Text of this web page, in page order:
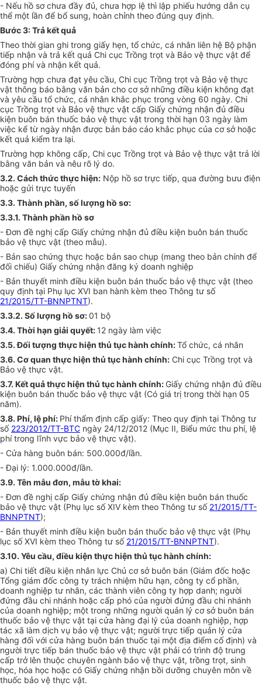
- Nếu hồ sơ chưa đầy đủ, chưa hợp lệ thì lập phiếu hướng dẫn cụ
thể một lần để bổ sung, hoàn chỉnh theo đúng quy định.
Bước 3: Trả kết quả
Theo thời gian ghi trong giấy hẹn, tổ chức, cá nhân liên hệ Bộ phận
tiếp nhận và trả kết quả Chi cục Trồng trọt và Bảo vệ thực vật để
đóng phí và nhận kết quả.
Trường hợp chưa đạt yêu cầu, Chi cục Trồng trọt và Bảo vệ thực
vật thông báo bằng văn bản cho cơ sở những điều kiện không đạt
và yêu cầu tổ chức, cá nhân khắc phục trong vòng 60 ngày. Chi
cục Trồng trọt và Bảo vệ thực vật cấp Giấy chứng nhận đủ điều
kiện buôn bán thuốc bảo vệ thực vật trong thời hạn 03 ngày làm
việc kể từ ngày nhận được bản báo cáo khắc phục của cơ sở hoặc
kết quả kiểm tra lại.
Trường hợp không cấp, Chi cục Trồng trọt và Bảo vệ thực vật trả lời
bằng văn bản và nêu rõ lý do.
3.2. Cách thức thực hiện: Nộp hồ sơ trực tiếp, qua đường bưu điện
hoặc gửi trực tuyến
3.3. Thành phần, số lượng hồ sơ:
3.3.1. Thành phần hồ sơ
- Đơn đề nghị cấp Giấy chứng nhận đủ điều kiện buôn bán thuốc
bảo vệ thực vật (theo mẫu).
- Bản sao chứng thực hoặc bản sao chụp (mang theo bản chính để
đối chiếu) Giấy chứng nhận đăng ký doanh nghiệp
- Bản thuyết minh điều kiện buôn bán thuốc bảo vệ thực vật (theo
quy định tại Phụ lục XVI ban hành kèm theo Thông tư số
21/2015/TT-BNNPTNT).
3.3.2. Số lượng hồ sơ:01 bộ
3.4. Thời hạn giải quyết: 12 ngày làm việc
3.5. Đối tượng thực hiện thủ tục hành chính:Tổ chức, cá nhân
3.6. Cơ quan thực hiện thủ tục hành chính: Chi cục Trồng trọt và
Bảo vệ thực vật.
3.7. Kết quả thực hiện thủ tục hành chính: Giấy chứng nhận đủ điều
kiện buôn bán thuốc bảo vệ thực vật (Có giá trị trong thời hạn 05
năm).
3.8. Phí, lệ phí: Phí thẩm định cấp giấy: Theo quy định tại Thông tư
số 223/2012/TT-BTC ngày 24/12/2012 (Mục II, Biểu mức thu phí, lệ
phí trong lĩnh vực bảo vệ thực vật).
- Cửa hàng buôn bán: 500.000đ/lần.
- Đại lý: 1.000.000đ/lần.
3.9. Tên mẫu đơn, mẫu tờ khai:
- Đơn đề nghị cấp Giấy chứng nhận đủ điều kiện buôn bán thuốc
bảo vệ thực vật (Phụ lục số XIV kèm theo Thông tư số 21/2015/TT-
BNNPTNT);
- Bản thuyết minh điều kiện buôn bán thuốc bảo vệ thực vật (Phụ
lục số XVI kèm theo Thông tư số 21/2015/TT-BNNPTNT).
3.10. Yêu cầu, điều kiện thực hiện thủ tục hành chính:
a) Chi tiết điều kiện nhân lực Chủ cơ sở buôn bán (Giám đốc hoặc
Tổng giám đốc công ty trách nhiệm hữu hạn, công ty cổ phần,
doanh nghiệp tư nhân, các thành viên công ty hợp danh; người
đứng đầu chi nhánh hoặc cấp phó của người đứng đầu chi nhánh
của doanh nghiệp; một trong những người quản lý cơ sở buôn bán
thuốc bảo vệ thực vật tại cửa hàng đại lý của doanh nghiệp, hợp
tác xã làm dịch vụ bảo vệ thực vật; người trực tiếp quản lý cửa
hàng đối với cửa hàng buôn bán thuốc tại một địa điểm cố định) và
người trực tiếp bán thuốc bảo vệ thực vật phải có trình độ trung
cấp trở lên thuộc chuyên ngành bảo vệ thực vật, trồng trọt, sinh
học, hóa học hoặc có Giấy chứng nhận bồi dưỡng chuyên môn về
thuốc bảo vệ thực vật.